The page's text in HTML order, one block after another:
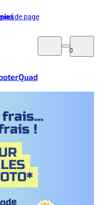
de page
0
Quad